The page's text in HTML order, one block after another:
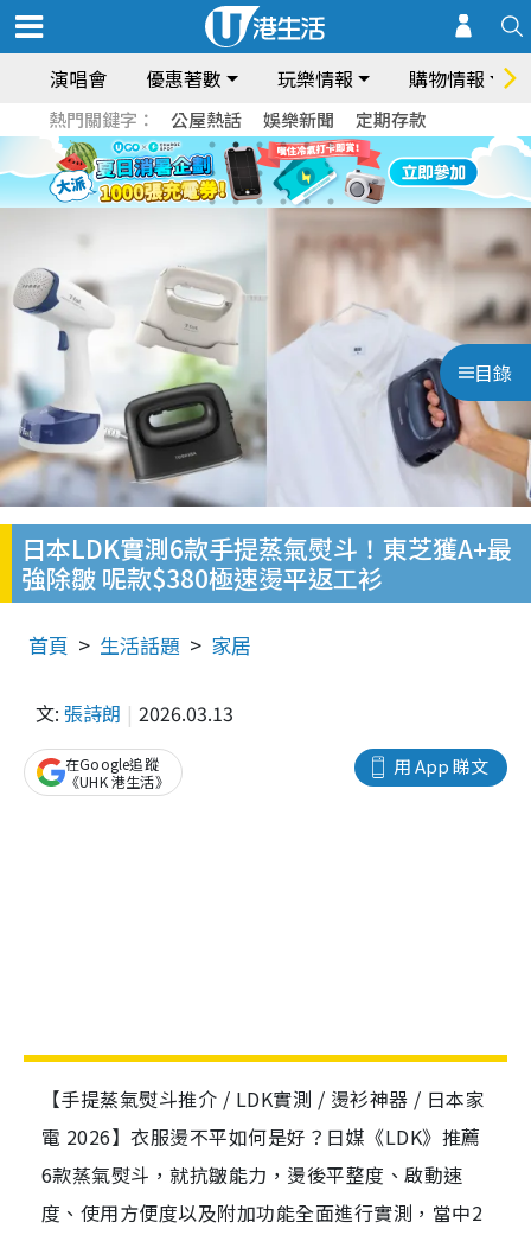
演唱會 優惠著數 玩樂情報 購物情報
熱門關鍵字： 公屋熱話 娛樂新聞 定期存款
目錄
日本LDK實測6款手提蒸氣熨斗！東芝獲A+最
強除皺 呢款$380極速燙平返工衫
首頁 生活話題 家居
文: 張詩朗 2026.03.13
用 App 睇文
在Google追蹤
《UHK 港生活》
【手提蒸氣熨斗推介 / LDK實測 / 燙衫神器 / 日本家
電 2026】衣服燙不平如何是好？日媒《LDK》推薦
6款蒸氣熨斗，就抗皺能力，燙後平整度、啟動速
度、使用方便度以及附加功能全面進行實測，當中2